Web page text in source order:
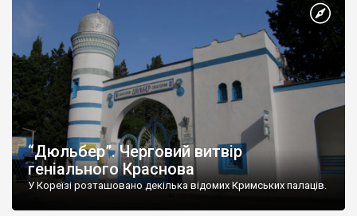
“Дюльбер”. Черговий витвір
геніального Краснова
У Кореїзі розташовано декілька відомих Кримських палаців.